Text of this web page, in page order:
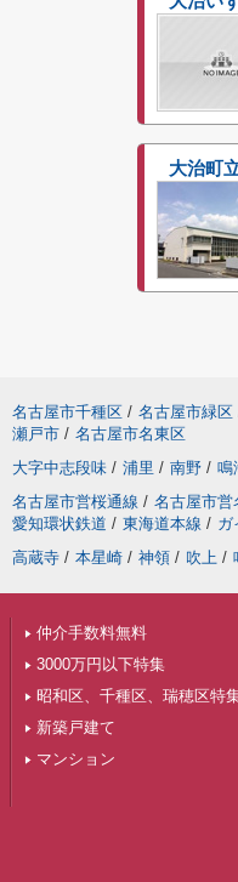
大治町
名古屋市千種区 / 名古屋市緑区
瀬戸市 / 名古屋市名東区
大字中志段味 / 浦里 / 南野 / 鳴
名古屋市営桜通線 / 名古屋市営
愛知環状鉄道 / 東海道本線 / ガ
高蔵寺 / 本星崎 / 神領 / 吹上 /
仲介手数料無料
3000万円以下特集
昭和区、千種区、瑞穂区特
新築戸建て
マンション